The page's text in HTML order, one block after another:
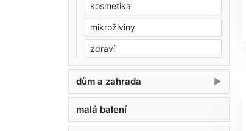
kosmetika
mikroživiny
zdraví
dům a zahrada
malá balení